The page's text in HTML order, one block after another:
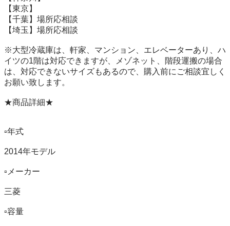
【東京】
【千葉】場所応相談
【埼玉】場所応相談
※大型冷蔵庫は、軒家、マンション、エレベーターあり、ハ
イツの1階は対応できますが、メゾネット、階段運搬の場合
は、対応できないサイズもあるので、購入前にご相談宜しく
お願い致します。
★商品詳細★
▫️年式
2014年モデル
▫️メーカー
三菱
▫️容量